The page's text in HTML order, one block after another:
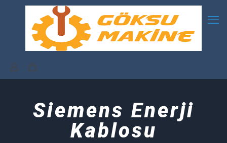
Siemens Enerji
Kablosu